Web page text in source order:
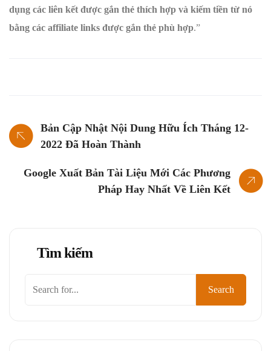
dụng các liên kết được gắn thẻ thích hợp và kiếm tiền từ nó
bằng các affiliate links được gắn thẻ phù hợp.”
Bản Cập Nhật Nội Dung Hữu Ích Tháng 12-
2022 Đã Hoàn Thành
Google Xuất Bản Tài Liệu Mới Các Phương
Pháp Hay Nhất Về Liên Kết
Tìm kiếm
Search